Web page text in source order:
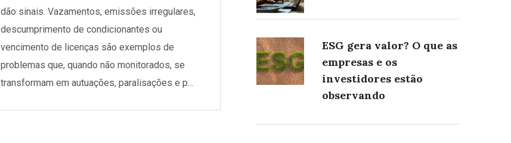
dão sinais. Vazamentos, emissões irregulares,
descumprimento de condicionantes ou
vencimento de licenças são exemplos de
problemas que, quando não monitorados, se
transformam em autuações, paralisações e p...
ESG gera valor? O que as
empresas e os
investidores estão
observando